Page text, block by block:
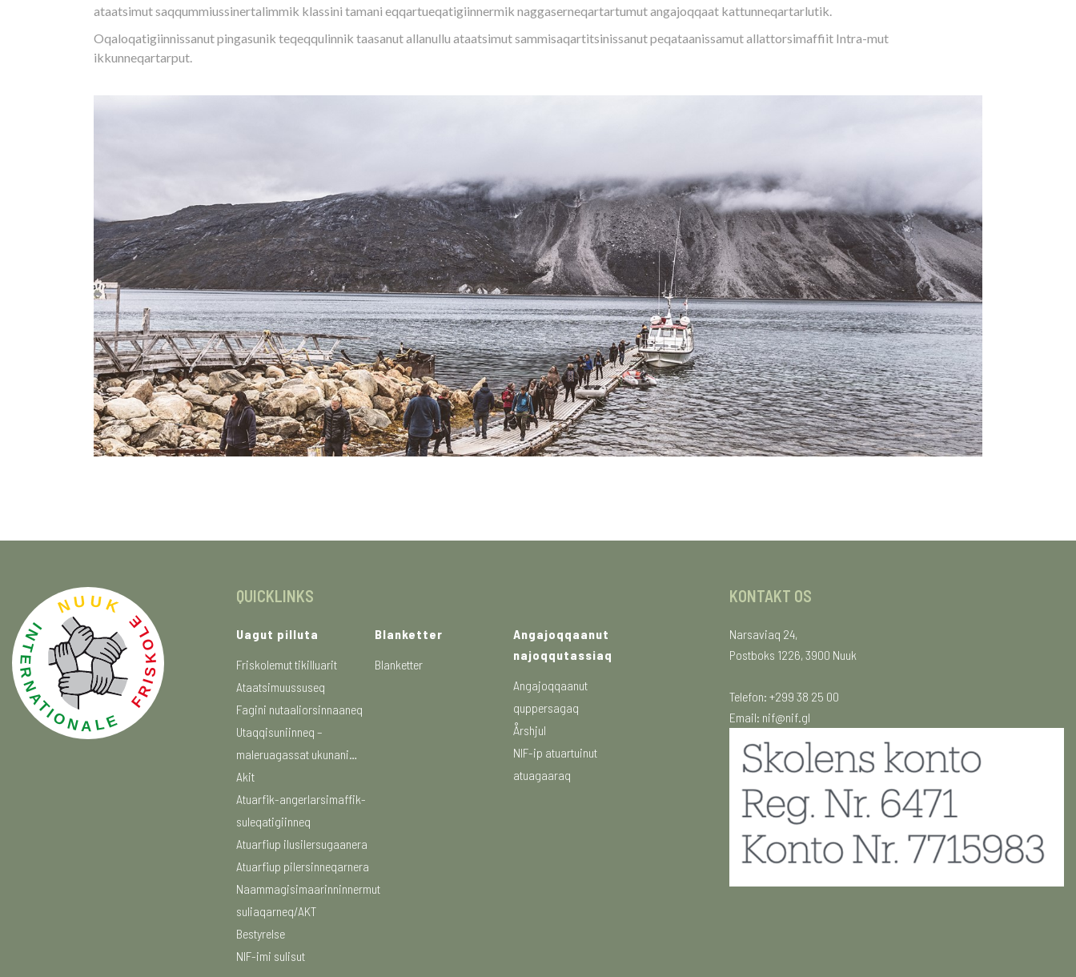
ataatsimut saqqummiussinertalimmik klassini tamani eqqartueqatigiinnermik naggaserneqartartumut angajoqqaat kattunneqartarlutik.
Oqaloqatigiinnissanut pingasunik teqeqqulinnik taasanut allanullu ataatsimut sammisaqartitsinissanut peqataanissamut allattorsimaffiit Intra-mut
ikkunneqartarput.
QUICKLINKS
Uagut pilluta
Friskolemut tikilluarit
Ataatsimuussuseq
Fagini nutaaliorsinnaaneq
Utaqqisuniinneq –
maleruagassat ukunani…
Akit
Atuarfik-angerlarsimaffik-
suleqatigiinneq
Atuarfiup ilusilersugaanera
Atuarfiup pilersinneqarnera
Naammagisimaarinninnermut
suliaqarneq/AKT
Bestyrelse
NIF-imi sulisut
Blanketter
Blanketter
Angajoqqaanut
najoqqutassiaq
Angajoqqaanut
quppersagaq
Årshjul
NIF-ip atuartuinut
atuagaaraq
KONTAKT OS
Narsaviaq 24,
Postboks 1226, 3900 Nuuk
Telefon: +299 38 25 00
Email: nif@nif.gl